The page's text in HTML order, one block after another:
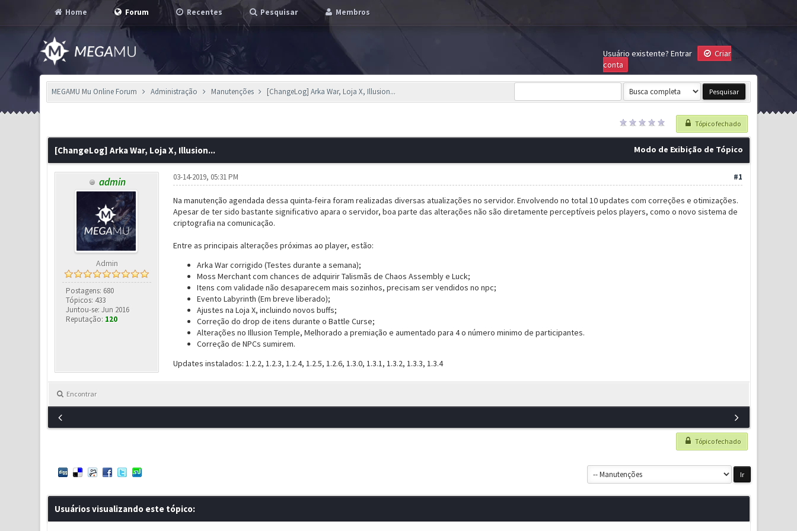
Home Forum Recentes Pesquisar Membros
Usuário existente? Entrar
Criar
conta
MEGAMU Mu Online Forum Administração Manutenções [ChangeLog] Arka War, Loja X, Illusion...
Tópico fechado
Modo de Exibição de Tópico
[ChangeLog] Arka War, Loja X, Illusion...
admin
Admin
Postagens: 680
Tópicos: 433
Juntou-se: Jun 2016
Reputação: 120
#1
03-14-2019, 05:31 PM
Na manutenção agendada dessa quinta-feira foram realizadas diversas atualizações no servidor. Envolvendo no total 10 updates com correções e otimizações.
Apesar de ter sido bastante significativo apara o servidor, boa parte das alterações não são diretamente perceptíveis pelos players, como o novo sistema de
criptografia na comunicação.
Entre as principais alterações próximas ao player, estão:
Arka War corrigido (Testes durante a semana);
Moss Merchant com chances de adquirir Talismãs de Chaos Assembly e Luck;
Itens com validade não desaparecem mais sozinhos, precisam ser vendidos no npc;
Evento Labyrinth (Em breve liberado);
Ajustes na Loja X, incluindo novos buffs;
Correção do drop de itens durante o Battle Curse;
Alterações no Illusion Temple, Melhorado a premiação e aumentado para 4 o número minimo de participantes.
Correção de NPCs sumirem.
Updates instalados: 1.2.2, 1.2.3, 1.2.4, 1.2.5, 1.2.6, 1.3.0, 1.3.1, 1.3.2, 1.3.3, 1.3.4
Encontrar
Tópico fechado
Usuários visualizando este tópico: